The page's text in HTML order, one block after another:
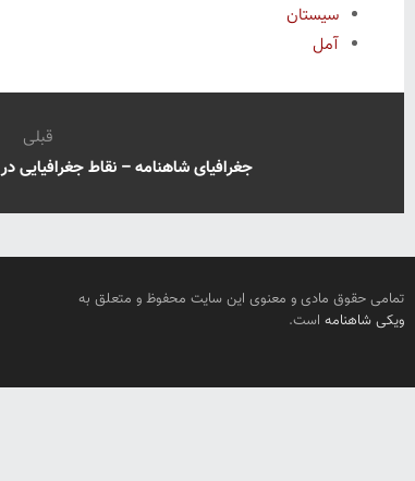
سیستان
آمل
قبلی
جغرافیای شاهنامه – نقاط
تمامی حقوق مادی و معنوی این سایت محفوظ و متعلق به
ویکی شاهنامه است.